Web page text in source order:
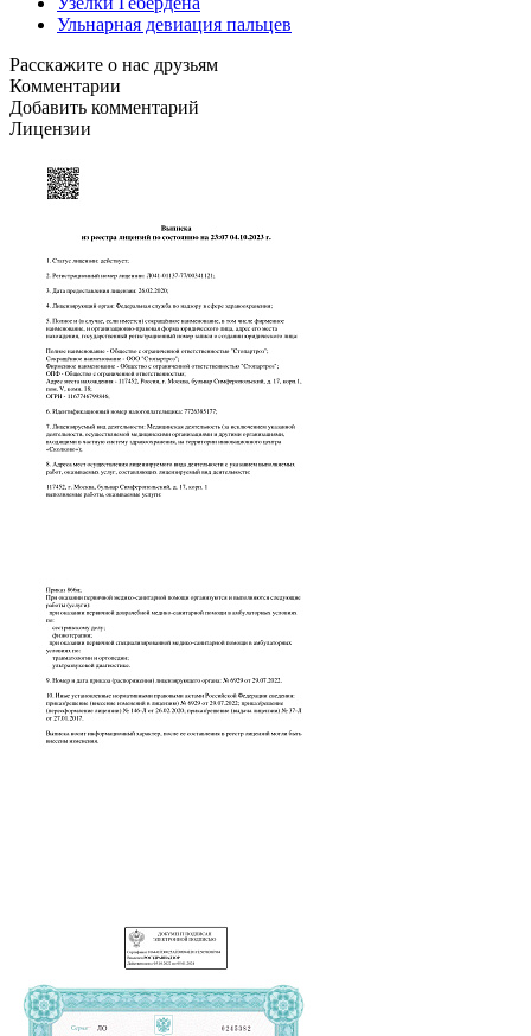
Ульнарная девиация пальцев
Расскажите о нас друзьям
Комментарии
Добавить комментарий
Лицензии